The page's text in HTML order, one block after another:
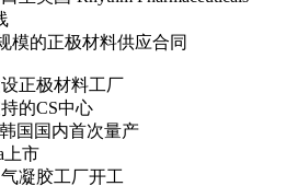
模的正极材料供应合同
正极材料工厂
的CS中心
国国内首次量产
上市
凝胶工厂开工